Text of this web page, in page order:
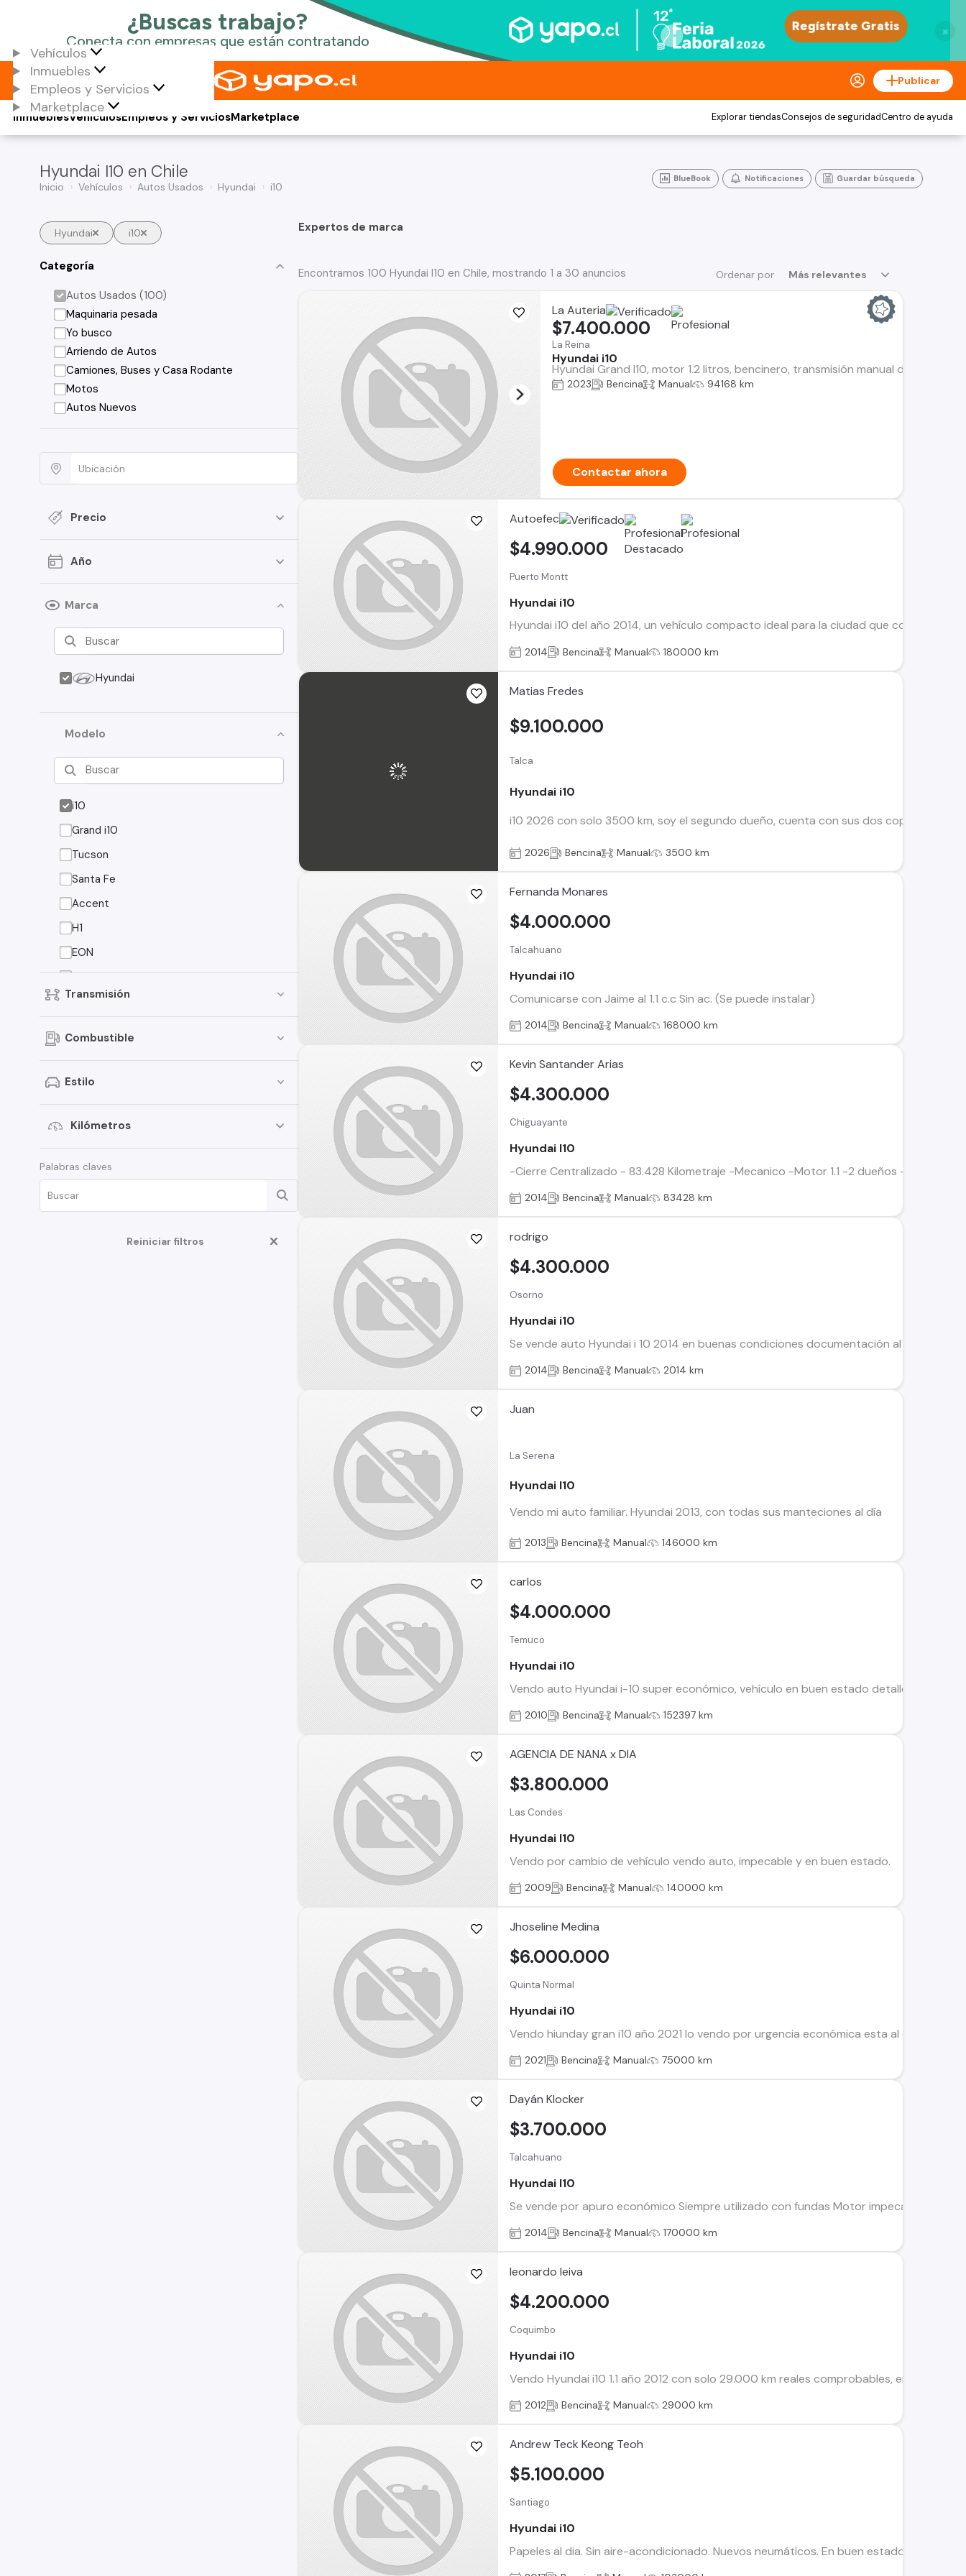
×
Vehículos
Inmuebles
Empleos y Servicios
Marketplace
Publicar
Vehículos
Inmuebles Empleos y ServiciosMarketplace Explorar tiendasConsejos de seguridadCentro de ayuda
Hyundai I10 en Chile
Inicio Vehículos Autos Usados Hyundai i10
BlueBook Notificaciones Guardar búsqueda
Hyundai i10
Categoría
Autos Usados (100)
Maquinaria pesada
Yo busco
Arriendo de Autos
Camiones, Buses y Casa Rodante
Motos
Autos Nuevos
Precio
Año
Marca
Hyundai
Modelo
i10
Grand i10
Tucson
Santa Fe
Accent
H1
EON
Elantra
Creta
Santamo
Verna
Venue
Grand i-10 Sedán
HD35
Creta Grand
Transmisión
Combustible
Estilo
Kilómetros
Palabras claves
Reiniciar filtros
Expertos de marca
Ordenar por Más relevantes
Encontramos 100 Hyundai I10 en Chile, mostrando 1 a 30 anuncios
La Auteria
La Reina
Hyundai i10
Hyundai Grand I10, motor 1.2 litros, bencinero, transmisión manual de 5
$7.400.000
2023 Bencina Manual 94168 km
Contactar ahora
Autoefec
Puerto Montt
Hyundai i10
Hyundai i10 del año 2014, un vehículo compacto ideal para la ciudad que combina
$4.990.000
2014 Bencina Manual 180000 km
Matias Fredes
Talca
Hyundai i10
i10 2026 con solo 3500 km, soy el segundo dueño, cuenta con sus dos copias de
$9.100.000
2026 Bencina Manual 3500 km
Fernanda Monares
Talcahuano
Hyundai i10
Comunicarse con Jaime al 1.1 c.c Sin ac. (Se puede instalar)
$4.000.000
2014 Bencina Manual 168000 km
Kevin Santander Arias
Chiguayante
Hyundai I10
-Cierre Centralizado - 83.428 Kilometraje -Mecanico -Motor 1.1 -2 dueños -
$4.300.000
2014 Bencina Manual 83428 km
rodrigo
Osorno
Hyundai i10
Se vende auto Hyundai i 10 2014 en buenas condiciones documentación al día S /ac
$4.300.000
2014 Bencina Manual 2014 km
Juan
La Serena
Hyundai I10
Vendo mi auto familiar. Hyundai 2013, con todas sus manteciones al día
2013 Bencina Manual 146000 km
carlos
Temuco
Hyundai i10
Vendo auto Hyundai i-10 super económico, vehículo en buen estado detalles de
$4.000.000
2010 Bencina Manual 152397 km
AGENCIA DE NANA x DIA
Las Condes
Hyundai I10
Vendo por cambio de vehículo vendo auto, impecable y en buen estado.
$3.800.000
2009 Bencina Manual 140000 km
Jhoseline Medina
Quinta Normal
Hyundai i10
Vendo hiunday gran i10 año 2021 lo vendo por urgencia económica esta al día
$6.000.000
2021 Bencina Manual 75000 km
Dayán Klocker
Talcahuano
Hyundai I10
Se vende por apuro económico Siempre utilizado con fundas Motor impecable
$3.700.000
2014 Bencina Manual 170000 km
leonardo leiva
Coquimbo
Hyundai i10
Vendo Hyundai i10 1.1 año 2012 con solo 29.000 km reales comprobables, en
$4.200.000
2012 Bencina Manual 29000 km
Andrew Teck Keong Teoh
Santiago
Hyundai i10
Papeles al dia. Sin aire-acondicionado. Nuevos neumáticos. En buen estado, con
$5.100.000